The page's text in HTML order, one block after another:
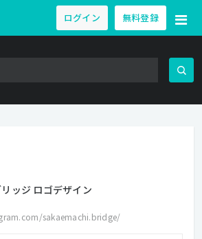
ログイン 無料登録
ッジ ロゴデザイン
sakaemachi.bridge/